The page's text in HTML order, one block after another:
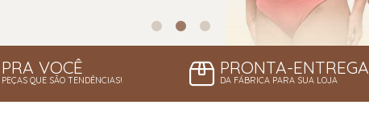
PRA VOCÊ
PEÇAS QUE SÃO TENDÊNCIAS!
PRONTA-ENTREGA
DA FÁBRICA PARA SUA LOJA